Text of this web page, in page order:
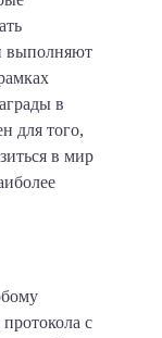
выполняют
в
для того,
в мир
с